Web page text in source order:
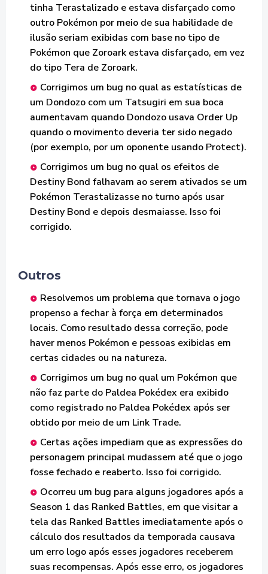
tinha Terastalizado e estava disfarçado como
outro Pokémon por meio de sua habilidade de
ilusão seriam exibidas com base no tipo de
Pokémon que Zoroark estava disfarçado, em vez
do tipo Tera de Zoroark.
Corrigimos um bug no qual as estatísticas de
um Dondozo com um Tatsugiri em sua boca
aumentavam quando Dondozo usava Order Up
quando o movimento deveria ter sido negado
(por exemplo, por um oponente usando Protect).
Corrigimos um bug no qual os efeitos de
Destiny Bond falhavam ao serem ativados se um
Pokémon Terastalizasse no turno após usar
Destiny Bond e depois desmaiasse. Isso foi
corrigido.
Outros
Resolvemos um problema que tornava o jogo
propenso a fechar à força em determinados
locais. Como resultado dessa correção, pode
haver menos Pokémon e pessoas exibidas em
certas cidades ou na natureza.
Corrigimos um bug no qual um Pokémon que
não faz parte do Paldea Pokédex era exibido
como registrado no Paldea Pokédex após ser
obtido por meio de um Link Trade.
Certas ações impediam que as expressões do
personagem principal mudassem até que o jogo
fosse fechado e reaberto. Isso foi corrigido.
Ocorreu um bug para alguns jogadores após a
Season 1 das Ranked Battles, em que visitar a
tela das Ranked Battles imediatamente após o
cálculo dos resultados da temporada causava
um erro logo após esses jogadores receberem
suas recompensas. Após esse erro, os jogadores